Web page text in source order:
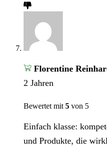
Florentine
2 Jahren
Bewertet mit 5 von 5
Einfach klasse:
und Produkte, die